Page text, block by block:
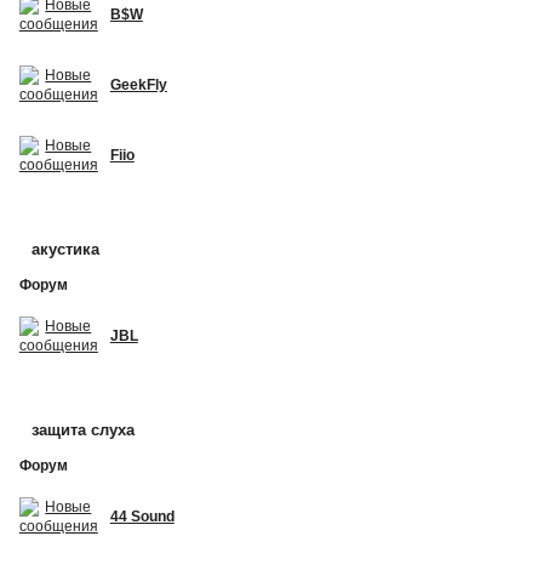
B$W
GeekFly
Fiio
акустика
Форум
JBL
защита слуха
Форум
44 Sound